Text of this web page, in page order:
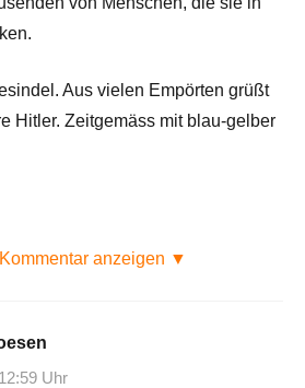
Aus vielen Empörten grüßt
Hitler. Zeitgemäss mit blau-gelber
anzeigen ▼
Uhr